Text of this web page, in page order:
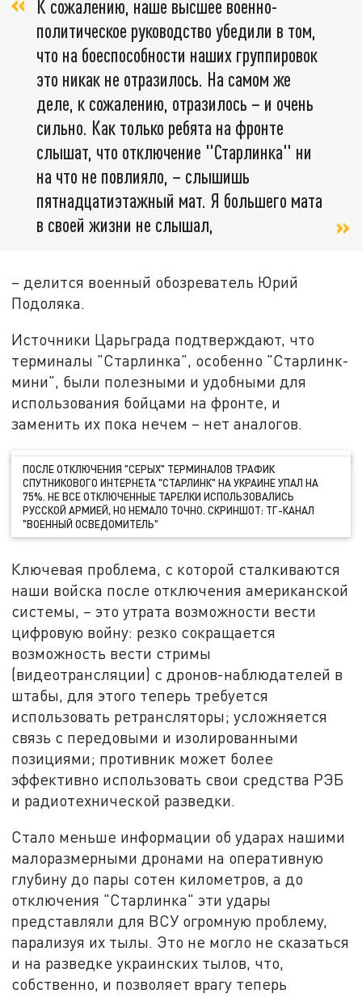
К сожалению, наше высшее военно-
политическое руководство убедили в том,
что на боеспособности наших группировок
это никак не отразилось. На самом же
деле, к сожалению, отразилось – и очень
сильно. Как только ребята на фронте
слышат, что отключение "Старлинка" ни
на что не повлияло, – слышишь
пятнадцатиэтажный мат. Я большего мата
в своей жизни не слышал,
– делится военный обозреватель Юрий
Подоляка.
Источники Царьграда подтверждают, что
терминалы "Старлинка", особенно "Старлинк-
мини", были полезными и удобными для
использования бойцами на фронте, и
заменить их пока нечем – нет аналогов.
ПОСЛЕ ОТКЛЮЧЕНИЯ "СЕРЫХ" ТЕРМИНАЛОВ ТРАФИК
СПУТНИКОВОГО ИНТЕРНЕТА "СТАРЛИНК" НА УКРАИНЕ УПАЛ НА
75%. НЕ ВСЕ ОТКЛЮЧЕННЫЕ ТАРЕЛКИ ИСПОЛЬЗОВАЛИСЬ
РУССКОЙ АРМИЕЙ, НО НЕМАЛО ТОЧНО. СКРИНШОТ: ТГ-КАНАЛ
"ВОЕННЫЙ ОСВЕДОМИТЕЛЬ"
Ключевая проблема, с которой сталкиваются
наши войска после отключения американской
системы, – это утрата возможности вести
цифровую войну: резко сокращается
возможность вести стримы
(видеотрансляции) с дронов-наблюдателей в
штабы, для этого теперь требуется
использовать ретрансляторы; усложняется
связь с передовыми и изолированными
позициями; противник может более
эффективно использовать свои средства РЭБ
и радиотехнической разведки.
Стало меньше информации об ударах нашими
малоразмерными дронами на оперативную
глубину до пары сотен километров, а до
отключения "Старлинка" эти удары
представляли для ВСУ огромную проблему,
парализуя их тылы. Это не могло не сказаться
и на разведке украинских тылов, что,
собственно, и позволяет врагу теперь